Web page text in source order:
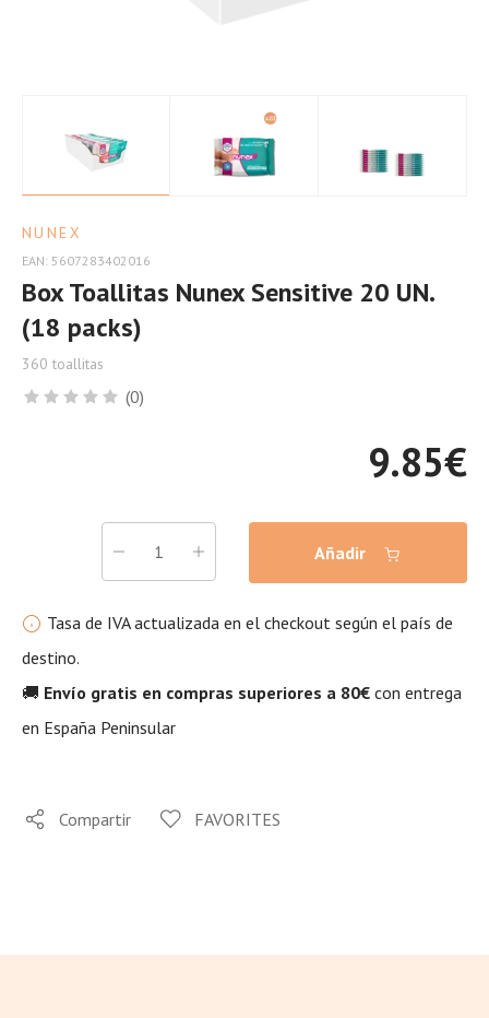
NUNEX
EAN: 5607283402016
Box Toallitas Nunex Sensitive 20 UN.
(18 packs)
360 toallitas
(0)
9.85€
Añadir
Tasa de IVA actualizada en el checkout según el país de
destino.
🚚 Envío gratis en compras superiores a 80€ con entrega
en España Peninsular
Compartir FAVORITES